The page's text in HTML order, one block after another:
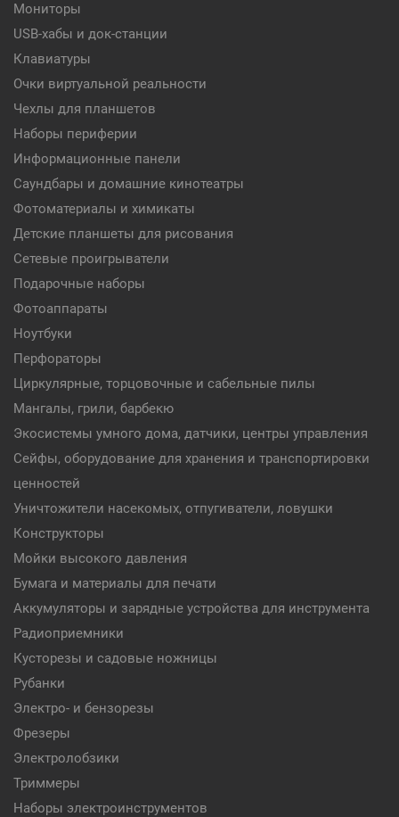
Мониторы
USB-хабы и док-станции
Клавиатуры
Очки виртуальной реальности
Чехлы для планшетов
Наборы периферии
Информационные панели
Саундбары и домашние кинотеатры
Фотоматериалы и химикаты
Детские планшеты для рисования
Сетевые проигрыватели
Подарочные наборы
Фотоаппараты
Ноутбуки
Перфораторы
Циркулярные, торцовочные и сабельные пилы
Мангалы, грили, барбекю
Экосистемы умного дома, датчики, центры управления
Сейфы, оборудование для хранения и транспортировки
ценностей
Уничтожители насекомых, отпугиватели, ловушки
Конструкторы
Мойки высокого давления
Бумага и материалы для печати
Аккумуляторы и зарядные устройства для инструмента
Радиоприемники
Кусторезы и садовые ножницы
Рубанки
Электро- и бензорезы
Фрезеры
Электролобзики
Триммеры
Наборы электроинструментов